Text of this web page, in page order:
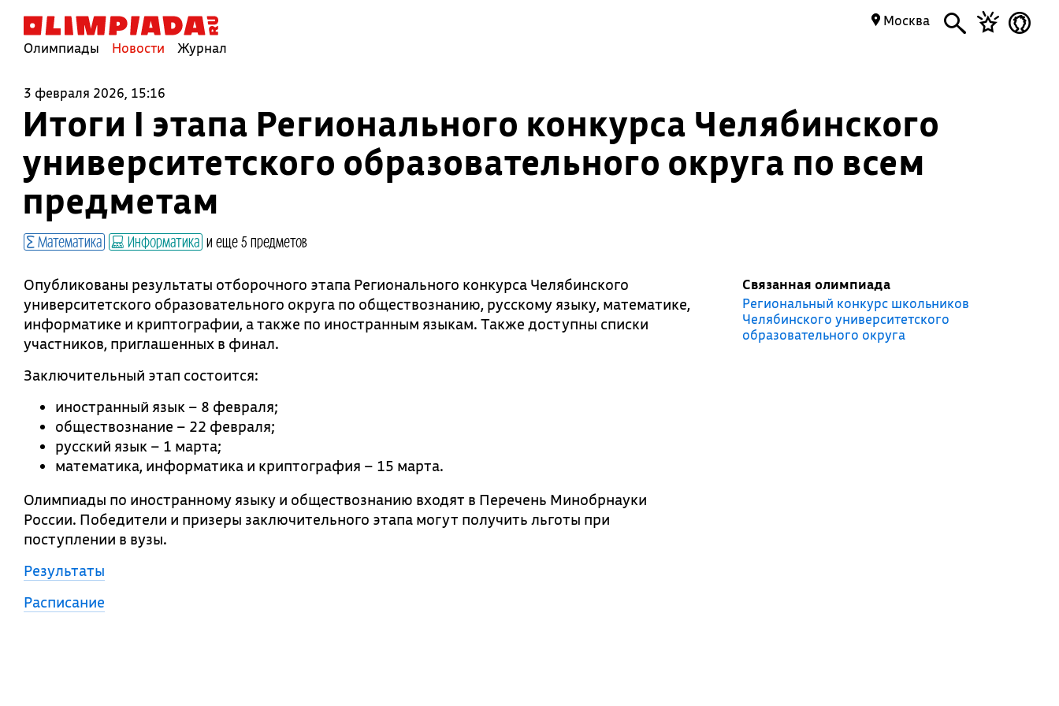
Олимпиады Новости Журнал
Москва
3 февраля 2026, 15:16
Итоги I этапа Регионального конкурса Челябинского
университетского образовательного округа по всем
предметам
Математика Информатика и еще 5 предметов
Опубликованы результаты отборочного этапа Регионального конкурса Челябинского
университетского образовательного округа по обществознанию, русскому языку, математике,
информатике и криптографии, а также по иностранным языкам. Также доступны списки
участников, приглашенных в финал.
Заключительный этап состоится:
иностранный язык – 8 февраля;
обществознание – 22 февраля;
русский язык – 1 марта;
математика, информатика и криптография – 15 марта.
Олимпиады по иностранному языку и обществознанию входят в Перечень Минобрнауки
России. Победители и призеры заключительного этапа могут получить льготы при
поступлении в вузы.
Результаты
Расписание
Связанная олимпиада
Региональный конкурс школьников
Челябинского университетского
образовательного округа